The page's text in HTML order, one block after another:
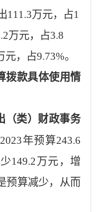
111.3万元，占1
万元，占3.8
元，占9.73%。
拨款具体使用情
（类）财政事务
2023年预算243.6
149.2万元，增
预算减少，从而